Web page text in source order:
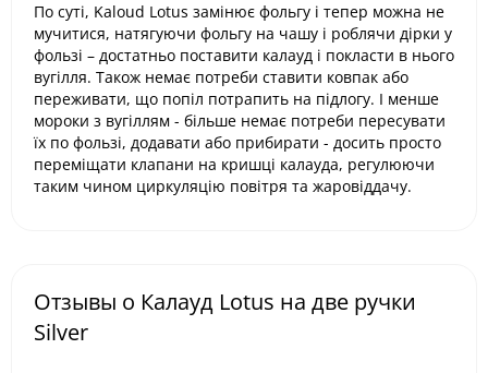
По суті, Kaloud Lotus замінює фольгу і тепер можна не
мучитися, натягуючи фольгу на чашу і роблячи дірки у
фользі – достатньо поставити калауд і покласти в нього
вугілля. Також немає потреби ставити ковпак або
переживати, що попіл потрапить на підлогу. І менше
мороки з вугіллям - більше немає потреби пересувати
їх по фользі, додавати або прибирати - досить просто
переміщати клапани на кришці калауда, регулюючи
таким чином циркуляцію повітря та жаровіддачу.
Отзывы о Калауд Lotus на две ручки
Silver